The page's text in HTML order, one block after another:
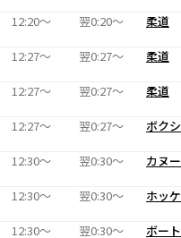
12:20〜
翌0:20〜 柔道
12:27〜
翌0:27〜 柔道
12:27〜
翌0:27〜 柔道
12:27〜
翌0:27〜 ボク
12:30〜
翌0:30〜 カヌー
12:30〜
翌0:30〜 ホッ
12:30〜
翌0:30〜 ボート